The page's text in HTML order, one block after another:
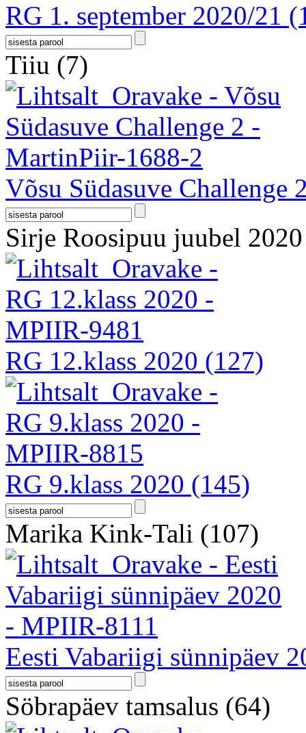
RG 1. september 2020/21
Tiiu (7)
Võsu Südasuve Challenge
Sirje Roosipuu juubel
RG 12.klass 2020 (127)
RG 9.klass 2020 (145)
Marika Kink-Tali (107)
Eesti Vabariigi sünnipäev
Söbrapäev tamsalus (64)